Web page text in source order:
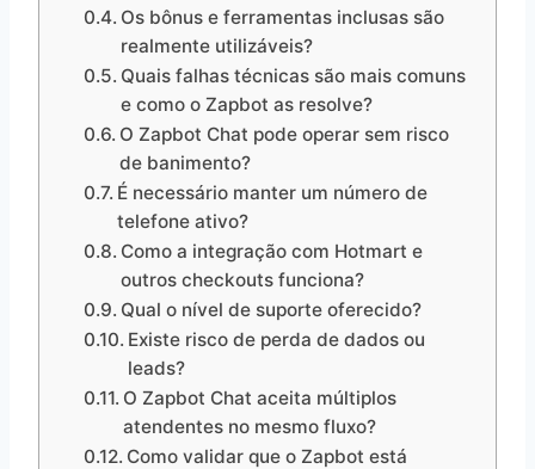
Os bônus e ferramentas inclusas são
realmente utilizáveis?
Quais falhas técnicas são mais comuns
e como o Zapbot as resolve?
O Zapbot Chat pode operar sem risco
de banimento?
É necessário manter um número de
telefone ativo?
Como a integração com Hotmart e
outros checkouts funciona?
Qual o nível de suporte oferecido?
Existe risco de perda de dados ou
leads?
O Zapbot Chat aceita múltiplos
atendentes no mesmo fluxo?
Como validar que o Zapbot está